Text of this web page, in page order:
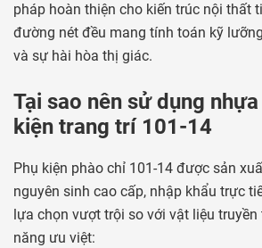
pháp hoàn thiện cho kiến trúc nội thất
đường nét đều mang tính toán kỹ
và sự hài hòa thị giác.
Tại sao nên sử dụng
kiện trang trí 101-14
Phụ kiện phào chỉ 101-14 được sản
nguyên sinh cao cấp, nhập khẩu trực
lựa chọn vượt trội so với vật liệu
năng ưu việt: